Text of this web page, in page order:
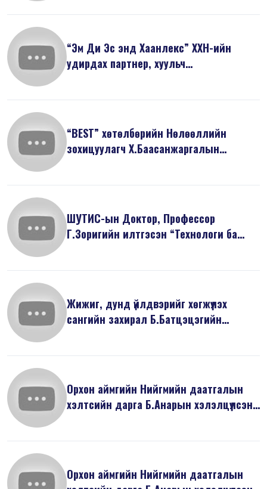
“Эм Ди Эс энд Хаанлекс” ХХН-ийн
удирдах партнер, хуульч
“BEST” хөтөлбөрийн Нөлөөллийн
зохицуулагч Х.Баасанжаргалын
ШУТИС-ын Доктор, Профессор
Г.Зоригийн илтгэсэн “Технологи ба
Жижиг, дунд үйлдвэрийг хөгжүүлэх
сангийн захирал Б.Батцэцэгийн
Орхон аймгийн Нийгмийн даатгалын
хэлтсийн дарга Б.Анарын хэлэлцүүлсэн
Орхон аймгийн Нийгмийн даатгалын